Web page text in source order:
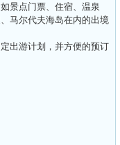
景点门票、住宿、温泉
马尔代夫海岛在内的出境
出游计划，并方便的预订